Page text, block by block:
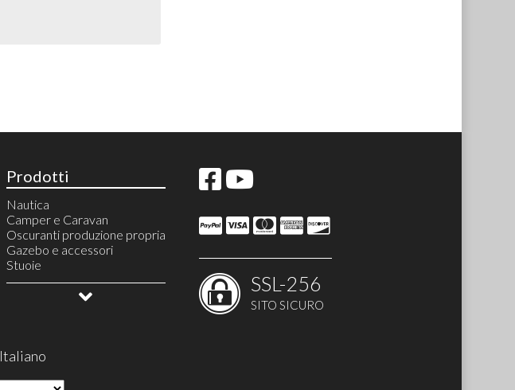
Prodotti
Nautica
Camper e Caravan
Oscuranti produzione propria
Gazebo e accessori
Stuoie
Campeggio e vita all'aperto
Allestimento veicoli
SSL-256
SITO SICURO
Italiano